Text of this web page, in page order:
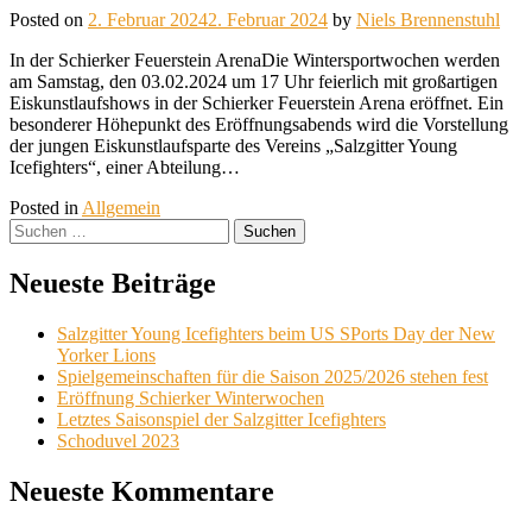
Posted on 2. Februar 20242. Februar 2024 by Niels Brennenstuhl
In der Schierker Feuerstein ArenaDie Wintersportwochen werden
am Samstag, den 03.02.2024 um 17 Uhr feierlich mit großartigen
Eiskunstlaufshows in der Schierker Feuerstein Arena eröffnet. Ein
besonderer Höhepunkt des Eröffnungsabends wird die Vorstellung
der jungen Eiskunstlaufsparte des Vereins „Salzgitter Young
Icefighters“, einer Abteilung…
Posted in Allgemein
Suchen
nach:
Neueste Beiträge
Salzgitter Young Icefighters beim US SPorts Day der New
Yorker Lions
Spielgemeinschaften für die Saison 2025/2026 stehen fest
Eröffnung Schierker Winterwochen
Letztes Saisonspiel der Salzgitter Icefighters
Schoduvel 2023
Neueste Kommentare